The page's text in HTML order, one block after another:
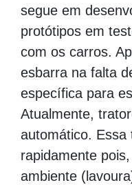
segue em
protótipos em
com os carros.
esbarra na falta
específica para
Atualmente,
automático. Essa
rapidamente
ambiente